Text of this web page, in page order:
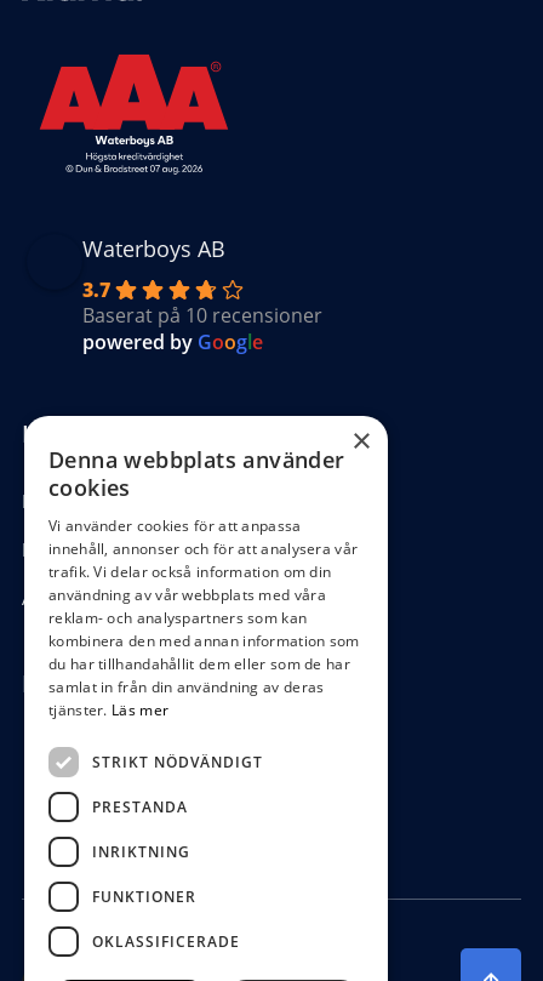
Waterboys AB
3.7
Baserat på 10 recensioner
powered by Google
Kundinformation
Köpvillkor
Hantering GDPR
Ångra köp
Hör av dig
0472-104 80
boys@waterboys.se
Ekebogatan 15, 342 30 Alvesta
×
Denna webbplats använder
cookies
Vi använder cookies för att anpassa
innehåll, annonser och för att analysera vår
trafik. Vi delar också information om din
användning av vår webbplats med våra
reklam- och analyspartners som kan
kombinera den med annan information som
du har tillhandahållit dem eller som de har
samlat in från din användning av deras
tjänster. Läs mer
STRIKT NÖDVÄNDIGT
PRESTANDA
INRIKTNING
FUNKTIONER
OKLASSIFICERADE